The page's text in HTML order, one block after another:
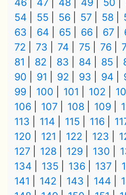
46
47 48 49 50
54
55 56 57 58
63
64 65 66 67
72
73 74 75 76
81
82 83 84 85
90
91 92 93 94
99
100 101 102
106
107 108 109
113
114 115 116
120
121 122 123
127
128 129 130
134
135 136 137
141
142 143 144